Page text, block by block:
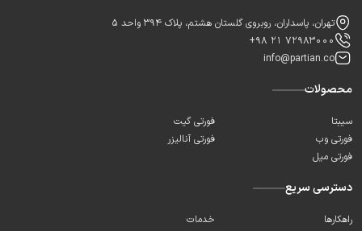
تهران، پاسداران، روبروی گلستان هشتم، پلاک 394 واحد 5
+98 21 72983000
info@partian.co
محصولات
سیبتا
فورتی گیت
فورتی وب
فورتی آنالیزر
فورتی میل
دسترسی سریع
راهکارها
خدمات